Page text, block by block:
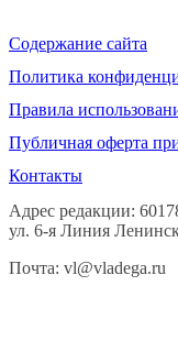
Содержание сайта
Политика
Правила
Публичная оферта
Контакты
Адрес редакции:
ул. 6-я Линия
Почта: vl@vladega.ru